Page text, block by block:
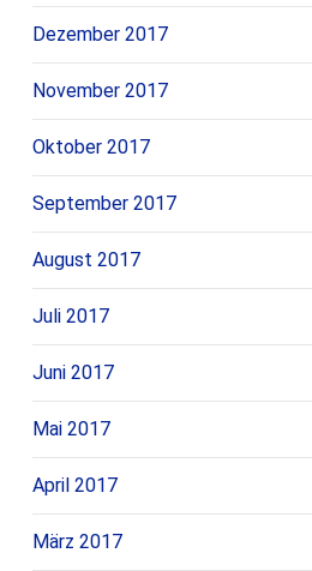
Dezember 2017
November 2017
Oktober 2017
September 2017
August 2017
Juli 2017
Juni 2017
Mai 2017
April 2017
März 2017